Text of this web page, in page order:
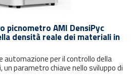
picnometro AMI DensiPyc
densità reale dei materiali in
automazione per il controllo della
parametro chiave nello sviluppo di